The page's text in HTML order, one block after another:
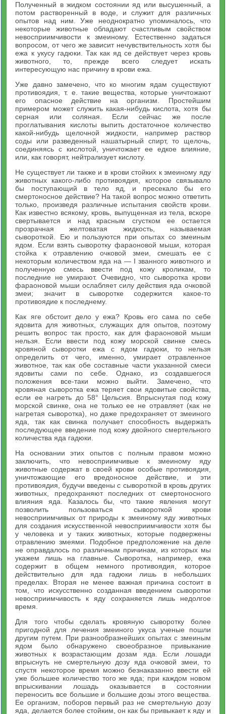
Полученный в жидком состоянии яд или высушенный, а
потом растворенный в воде, и служит для различных
опытов над ним. Уже неоднократно упоминалось, что
некоторые животные обладают счастливым свойством
невосприимчивости к змеиному. Естественно задаться
вопросом, от чего же зависит нечувствительность хотя бы
ежа к укусу гадюки. Так как яд се действует через кровь
животного, то, прежде всего следует искать
интересующую нас причину в крови ежа.
Уже давно замечено, что ко многим ядам существуют
противоядия, т. е. такие вещества, которые уничтожают
его опасное действие на организм. Простейшим
примером может служить какая-нибудь кислота, хотя бы
серная или соляная. Если сейчас же после
проглатывания кислоты выпить достаточное количество
какой-нибудь щелочной жидкости, например раствор
соды или разведенный нашатырный спирт, то щелочь,
соединяясь с кислотой, уничтожает ее едкое влияние,
или, как говорят, нейтрализует кислоту.
Не существует ли также и в крови стойких к змеиному яду
животных какого-либо противоядия, которое связывало
бы поступающий в тело яд, и пресекало бы его
смертоносное действие? На такой вопрос можно ответить
только, произведя различные испытания свойств крови.
Как известно всякому, кровь, выпущенная из тела, вскоре
свертывается и над красным сгустком ее остается
прозрачная желтоватая жидкость, называемая
сывороткой. Ею и пользуются при опытах со змеиным
ядом. Если взять сыворотку фараоновой мыши, которая
стойка к отравлению очковой змеи, смешать ее с
некоторым количеством яда на — I званного животного и
полученную смесь ввести под кожу кроликам, то
последние не умирают. Очевидно, что сыворотка крови
фараоновой мыши ослабляет силу действия яда очковой
змеи; значит в сыворотке содержится какое-то
противоядие к последнему.
Как яге обстоит дело у ежа? Кровь его сама по себе
ядовита для животных, служащих для опытов, поэтому
решить вопрос так просто, как для фараоновой мыши
нельзя. Если ввести под кожу морской свинке смесь
кровяной сыворотки ежа с ядом гадюки, то нельзя
определить от чего, именно, умирает отравленное
животное, так как обе составные части указанной смеси
ядовиты сами по себе. Однако, из создавшегося
положения все-таки можно выйти. Замечено, что
кровяная сыворотка ежа теряет свои ядовитые свойства,
если ее нагреть до 58° Цельсия. Впрыснутая под кожу
морской свинке, она не только ее не отравляет (как не
нагретая сыворотка), но даже предохраняет от змеиного
яда, так как свинка получает способность выдержать
последующее введение под кожу двойного смертельного
количества яда гадюки.
На основании этих опытов с полным правом можно
заключить, что невосприимчивые к змеиному яду
животные содержат в своей крови особые противоядия,
уничтожающие его вредоносное действие, и эти
противоядия, будучи введены с сывороткой в кровь других
животных, предохраняют последних от смертоносного
влияния яда. Казалось бы, что такие явления могут
позволить пользоваться сывороткой крови
невосприимчивых от природы к змеиному яду животных
для создания искусственной невосприимчивости хотя бы
у человека и у таких животных, которые подвержены
отравлению змеями. Подобное предположение на деле
не оправдалось по различным причинам, из которых мы
укажем лишь на главные. Сыворотка, например, ежа
содержит в общем немного противоядия, которое
действительно для яда гадюки лишь в небольших
пределах. Вторая не менее важная причина состоит в
том, что искусственно созданная введением сыворотки
невосприимчивость к яду сохраняется лишь недолгое
время.
Для того чтобы сделать кровяную сыворотку более
пригодной для лечения змеиного укуса ученые пошли
другим путем. При разнообразнейших опытах с змеиным
ядом было обнаружено своеобразное привыкание
животных к возрастающим дозам яда. Если лошади
впрыснуть не смертельную дозу яда очковой змеи, то
спустя некоторое время можно безнаказанно ввести ей
уже большее количество того же яда; при каждом новом
впрыскивании лошадь оказывается в состоянии
переносить все большие и большие дозы этого вещества.
Ее организм, поборов первый раз не смертельную дозу
яда, делается более стойким, он как бы привыкает к яду и